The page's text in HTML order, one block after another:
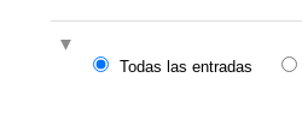
Todas las entradas